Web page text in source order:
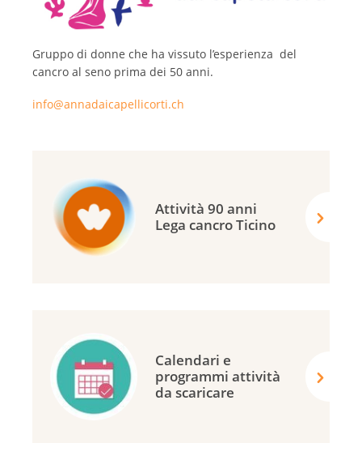
Gruppo di donne che ha vissuto l’esperienza del
cancro al seno prima dei 50 anni.
info@annadaicapellicorti.ch
Attività 90 anni
Lega cancro Ticino
Calendari e
programmi attività
da scaricare